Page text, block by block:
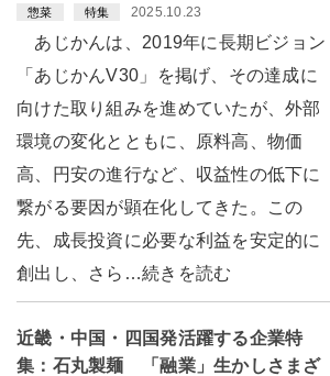
惣菜 特集 2025.10.23
あじかんは、2019年に長期ビジョン
「あじかんV30」を掲げ、その達成に
向けた取り組みを進めていたが、外部
環境の変化とともに、原料高、物価
高、円安の進行など、収益性の低下に
繋がる要因が顕在化してきた。この
先、成長投資に必要な利益を安定的に
創出し、さら…続きを読む
近畿・中国・四国発活躍する企業特
集：石丸製麺 「融業」生かしさまざ